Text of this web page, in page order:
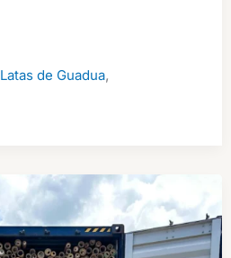
Latas de Guadua,